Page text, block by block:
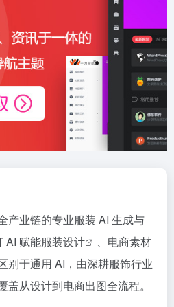
产业链的专业服装 AI 生成与
AI 赋能服装设计
、电商素材
别于通用 AI，由深耕服饰行业
从设计到电商出图全流程。